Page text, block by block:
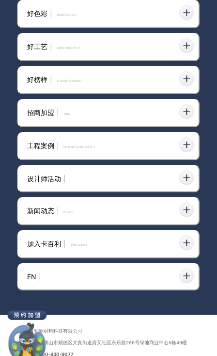
2025-02-01 肌理漆艺术漆厂家
意大利卡百利艺术涂料·软装—布莱娅
系列之“中式风格”
2025-09-18 东营市进口艺术涂料网
2023-06-15
聚焦·深耕·微雕——卡百利艺术涂料
成都经销商会议召开
2023-06-15
奖金10万元！艺术涂料十大品牌面向
2023-07-05
卡百利艺术涂料新店开业丨广东珠
好色彩 GOOD COLOR
好工艺 GOOD PROCESS
好榜样 A GOOD EXAMPLE
招商加盟 join
工程案例 ENGINEERING CASES
设计师活动
新闻动态 news
加入卡百利 JOIN KABEL
EN
广东卡百利新材料科技有限公司
地址：广东省佛山市顺德区大良街道府又社区东乐路286号绿地商业中心5栋49楼
联系电话：400-830-9077